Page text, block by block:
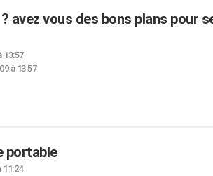
avez vous des bons plans pour
13:57
à 13:57
portable
11:24